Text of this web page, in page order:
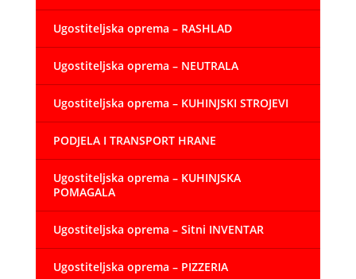
Ugostiteljska oprema – RASHLAD
Ugostiteljska oprema – NEUTRALA
Ugostiteljska oprema – KUHINJSKI STROJEVI
PODJELA I TRANSPORT HRANE
Ugostiteljska oprema – KUHINJSKA
POMAGALA
Ugostiteljska oprema – Sitni INVENTAR
Ugostiteljska oprema – PIZZERIA